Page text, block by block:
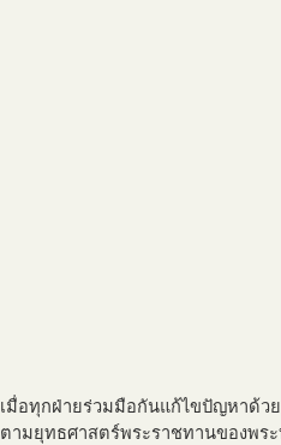
เมื่อทุกฝ่ายร่วมมือกันแก้ไขปัญหาด้ว
ตามยุทธศาสตร์พระราชทานของพระ